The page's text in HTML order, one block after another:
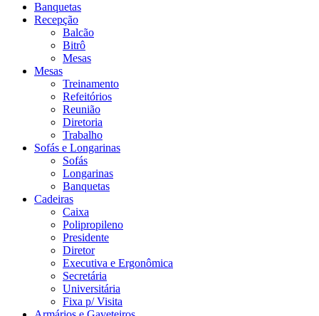
Banquetas
Recepção
Balcão
Bitrô
Mesas
Mesas
Treinamento
Refeitórios
Reunião
Diretoria
Trabalho
Sofás e Longarinas
Sofás
Longarinas
Banquetas
Cadeiras
Caixa
Polipropileno
Presidente
Diretor
Executiva e Ergonômica
Secretária
Universitária
Fixa p/ Visita